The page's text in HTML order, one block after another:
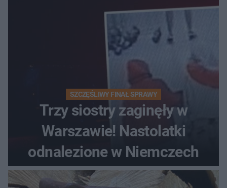
SZCZĘŚLIWY FINAŁ SPRAWY
Trzy siostry zaginęły w
Warszawie! Nastolatki
odnalezione w Niemczech